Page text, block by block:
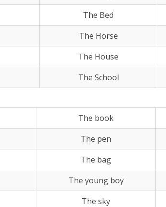
The Bed
The Horse
The House
The School
The book
The pen
The bag
The young boy
The sky